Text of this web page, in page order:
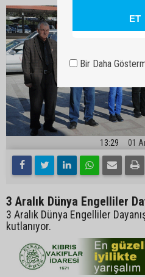
13:29 01
3 Aralık Dünya Engelliler
3 Aralık Dünya Engelliler
kutlanıyor.
ET
Bir Daha